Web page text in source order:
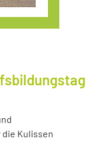
Kulissen